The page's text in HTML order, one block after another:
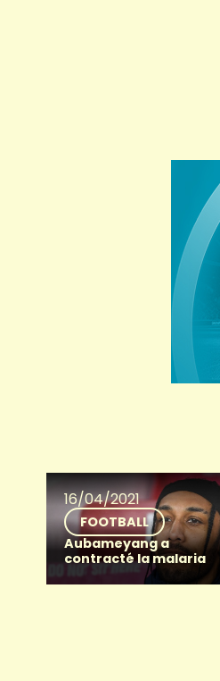
16/04/2021
FOOTBALL
Aubameyang a
contracté la malaria